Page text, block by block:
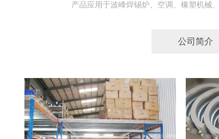
产品应用于波峰焊锡炉、空调、橡塑机械
公司简介